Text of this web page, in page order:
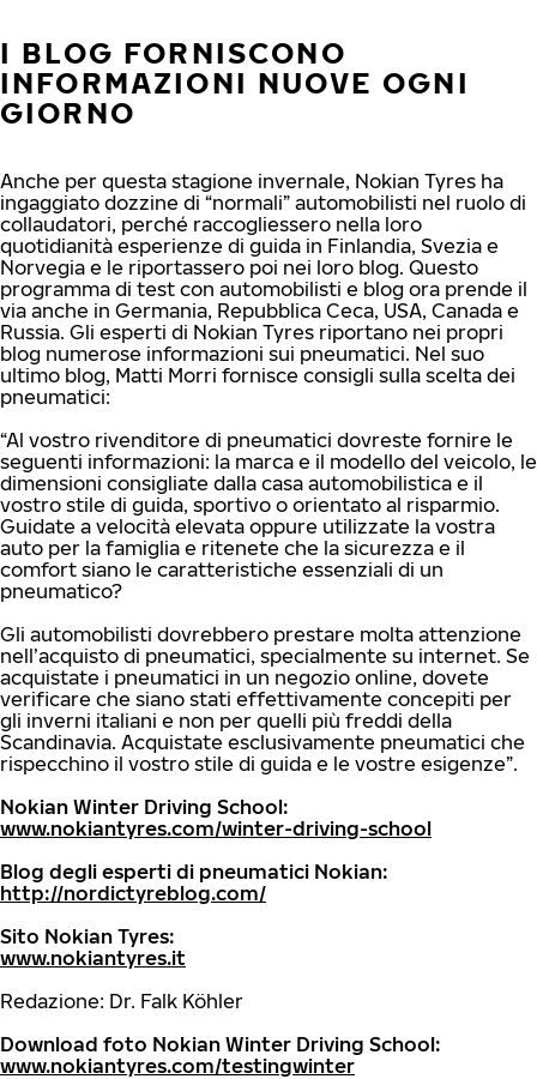
I BLOG FORNISCONO
INFORMAZIONI NUOVE OGNI
GIORNO
Anche per questa stagione invernale, Nokian Tyres ha
ingaggiato dozzine di “normali” automobilisti nel ruolo di
collaudatori, perché raccogliessero nella loro
quotidianità esperienze di guida in Finlandia, Svezia e
Norvegia e le riportassero poi nei loro blog. Questo
programma di test con automobilisti e blog ora prende il
via anche in Germania, Repubblica Ceca, USA, Canada e
Russia. Gli esperti di Nokian Tyres riportano nei propri
blog numerose informazioni sui pneumatici. Nel suo
ultimo blog, Matti Morri fornisce consigli sulla scelta dei
pneumatici:
“Al vostro rivenditore di pneumatici dovreste fornire le
seguenti informazioni: la marca e il modello del veicolo, le
dimensioni consigliate dalla casa automobilistica e il
vostro stile di guida, sportivo o orientato al risparmio.
Guidate a velocità elevata oppure utilizzate la vostra
auto per la famiglia e ritenete che la sicurezza e il
comfort siano le caratteristiche essenziali di un
pneumatico?
Gli automobilisti dovrebbero prestare molta attenzione
nell’acquisto di pneumatici, specialmente su internet. Se
acquistate i pneumatici in un negozio online, dovete
verificare che siano stati effettivamente concepiti per
gli inverni italiani e non per quelli più freddi della
Scandinavia. Acquistate esclusivamente pneumatici che
rispecchino il vostro stile di guida e le vostre esigenze”.
Nokian Winter Driving School:
www.nokiantyres.com/winter-driving-school
Blog degli esperti di pneumatici Nokian:
http://nordictyreblog.com/
Sito Nokian Tyres:
www.nokiantyres.it
Redazione: Dr. Falk Köhler
Download foto Nokian Winter Driving School:
www.nokiantyres.com/testingwinter